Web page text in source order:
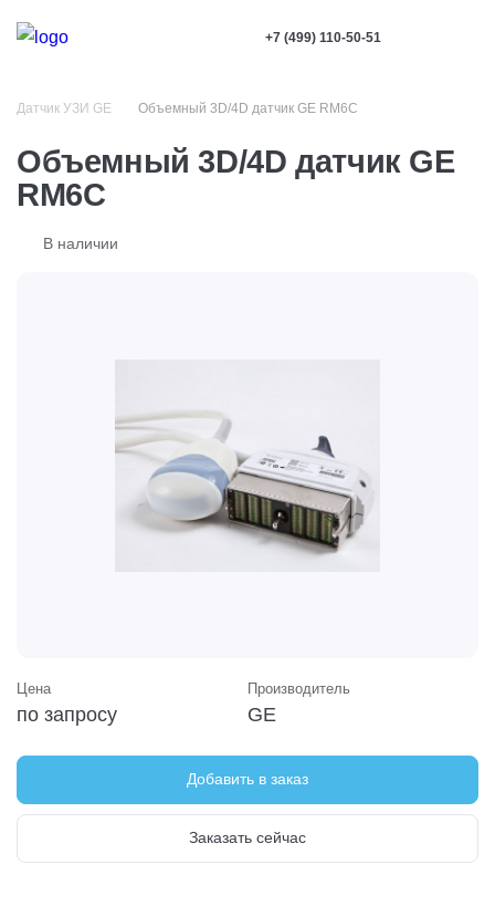
+7 (499) 110-50-51
Датчик УЗИ GE Объемный 3D/4D датчик GE RM6C
Объемный 3D/4D датчик GE
RM6C
В наличии
Цена
по запросу
Производитель
GE
Добавить в заказ
Заказать сейчас